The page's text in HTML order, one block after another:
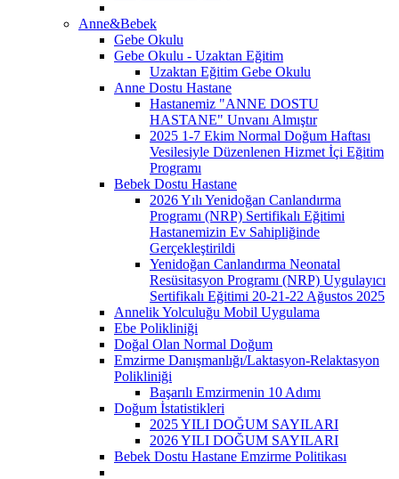
Anne&Bebek
Gebe Okulu
Gebe Okulu - Uzaktan Eğitim
Uzaktan Eğitim Gebe Okulu
Anne Dostu Hastane
Hastanemiz "ANNE DOSTU
HASTANE" Unvanı Almıştır
2025 1-7 Ekim Normal Doğum Haftası
Vesilesiyle Düzenlenen Hizmet İçi Eğitim
Programı
Bebek Dostu Hastane
2026 Yılı Yenidoğan Canlandırma
Programı (NRP) Sertifikalı Eğitimi
Hastanemizin Ev Sahipliğinde
Gerçekleştirildi
Yenidoğan Canlandırma Neonatal
Resüsitasyon Programı (NRP) Uygulayıcı
Sertifikalı Eğitimi 20-21-22 Ağustos 2025
Annelik Yolculuğu Mobil Uygulama
Ebe Polikliniği
Doğal Olan Normal Doğum
Emzirme Danışmanlığı/Laktasyon-Relaktasyon
Polikliniği
Başarılı Emzirmenin 10 Adımı
Doğum İstatistikleri
2025 YILI DOĞUM SAYILARI
2026 YILI DOĞUM SAYILARI
Bebek Dostu Hastane Emzirme Politikası